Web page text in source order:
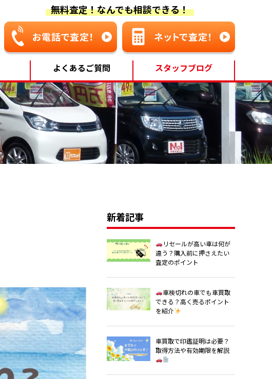
無料査定！なんでも相談できる！
よくあるご質問 スタッフブログ
新着記事
リセールが高い車は何が
違う？購入前に押さえたい
査定のポイント
車検切れの車でも車買取
できる？高く売るポイント
を紹介
車買取で印鑑証明は必要？
取得方法や有効期限を解説